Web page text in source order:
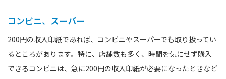
コンビニ、スーパー
200円の収入印紙であれば、コンビニやスーパーでも取り扱ってい
るところがあります。特に、店舗数も多く、時間を気にせず購入
できるコンビニは、急に200円の収入印紙が必要になったときなど